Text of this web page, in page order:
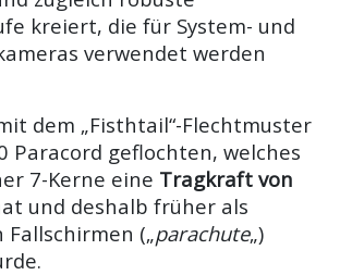
kreiert, die für System- und
verwendet werden
dem „Fisthtail“-Flechtmuster
Paracord geflochten, welches
7-Kerne eine Tragkraft von
und deshalb früher als
Fallschirmen („parachute„)